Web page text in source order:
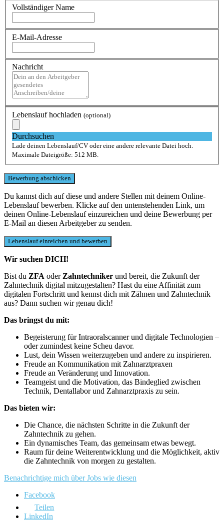
Vollständiger Name
E-Mail-Adresse
Nachricht
Lebenslauf hochladen (optional)
Durchsuchen
Lade deinen Lebenslauf/CV oder eine andere relevante Datei hoch.
Maximale Dateigröße: 512 MB.
Du kannst dich auf diese und andere Stellen mit deinem Online-
Lebenslauf bewerben. Klicke auf den untenstehenden Link, um
deinen Online-Lebenslauf einzureichen und deine Bewerbung per
E-Mail an diesen Arbeitgeber zu senden.
Wir suchen DICH!
Bist du ZFA oder Zahntechniker und bereit, die Zukunft der
Zahntechnik digital mitzugestalten? Hast du eine Affinität zum
digitalen Fortschritt und kennst dich mit Zähnen und Zahntechnik
aus? Dann suchen wir genau dich!
Das bringst du mit:
Begeisterung für Intraoralscanner und digitale Technologien –
oder zumindest keine Scheu davor.
Lust, dein Wissen weiterzugeben und andere zu inspirieren.
Freude an Kommunikation mit Zahnarztpraxen
Freude an Veränderung und Innovation.
Teamgeist und die Motivation, das Bindeglied zwischen
Technik, Dentallabor und Zahnarztpraxis zu sein.
Das bieten wir:
Die Chance, die nächsten Schritte in die Zukunft der
Zahntechnik zu gehen.
Ein dynamisches Team, das gemeinsam etwas bewegt.
Raum für deine Weiterentwicklung und die Möglichkeit, aktiv
die Zahntechnik von morgen zu gestalten.
Benachrichtige mich über Jobs wie diesen
Facebook
Teilen
LinkedIn